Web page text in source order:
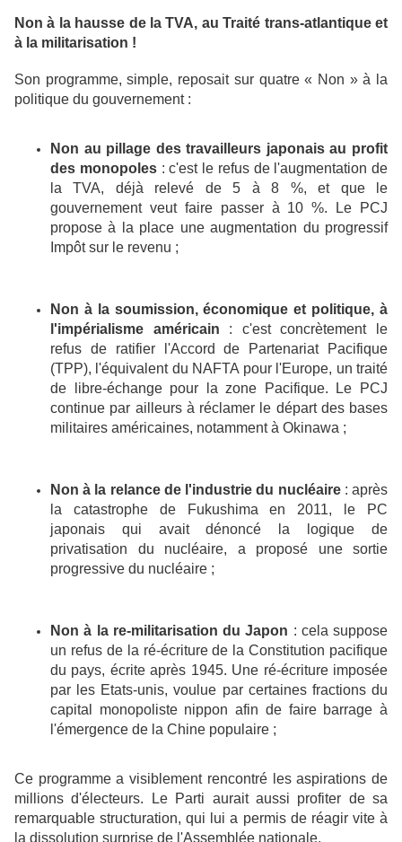
Non à la hausse de la TVA, au Traité trans-atlantique et
à la militarisation !
Son programme, simple, reposait sur quatre « Non » à la
politique du gouvernement :
Non au pillage des travailleurs japonais au profit
des monopoles: c'est le refus de l'augmentation de
la TVA, déjà relevé de 5 à 8 %, et que le
gouvernement veut faire passer à 10 %. Le PCJ
propose à la place une augmentation du progressif
Impôt sur le revenu ;
Non à la soumission, économique et politique, à
l'impérialisme américain : c'est concrètement le
refus de ratifier l'Accord de Partenariat Pacifique
(TPP), l'équivalent du NAFTA pour l'Europe, un traité
de libre-échange pour la zone Pacifique. Le PCJ
continue par ailleurs à réclamer le départ des bases
militaires américaines, notamment à Okinawa ;
Non à la relance de l'industrie du nucléaire: après
la catastrophe de Fukushima en 2011, le PC
japonais qui avait dénoncé la logique de
privatisation du nucléaire, a proposé une sortie
progressive du nucléaire ;
Non à la re-militarisation du Japon : cela suppose
un refus de la ré-écriture de la Constitution pacifique
du pays, écrite après 1945. Une ré-écriture imposée
par les Etats-unis, voulue par certaines fractions du
capital monopoliste nippon afin de faire barrage à
l'émergence de la Chine populaire ;
Ce programme a visiblement rencontré les aspirations de
millions d'électeurs. Le Parti aurait aussi profiter de sa
remarquable structuration, qui lui a permis de réagir vite à
la dissolution surprise de l'Assemblée nationale.